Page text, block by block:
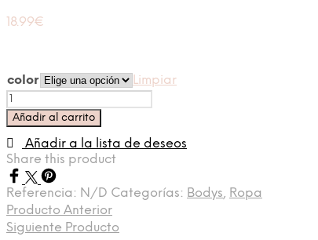
18.99€
color
Limpiar
Body
pico
licra
cantidad
Añadir al carrito
Añadir a la lista de deseos
Share this product
Referencia: N/D Categorías: Bodys, Ropa
Producto Anterior
Siguiente Producto